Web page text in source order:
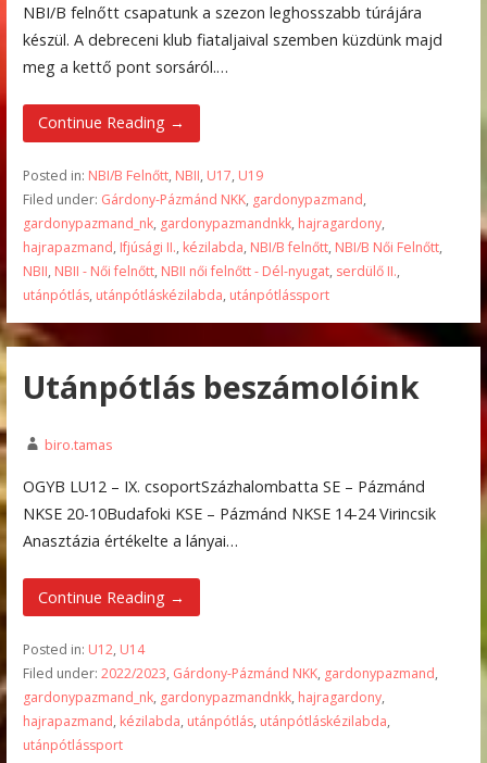
NBI/B felnőtt csapatunk a szezon leghosszabb túrájára
készül. A debreceni klub fiataljaival szemben küzdünk majd
meg a kettő pont sorsáról.…
Continue Reading →
Posted in: NBI/B Felnőtt, NBII, U17, U19
Filed under: Gárdony-Pázmánd NKK, gardonypazmand,
gardonypazmand_nk, gardonypazmandnkk, hajragardony,
hajrapazmand, Ifjúsági II., kézilabda, NBI/B felnőtt, NBI/B Női Felnőtt,
NBII, NBII - Női felnőtt, NBII női felnőtt - Dél-nyugat, serdülő II.,
utánpótlás, utánpótláskézilabda, utánpótlássport
Utánpótlás beszámolóink
biro.tamas
OGYB LU12 – IX. csoportSzázhalombatta SE – Pázmánd
NKSE 20-10Budafoki KSE – Pázmánd NKSE 14-24 Virincsik
Anasztázia értékelte a lányai…
Continue Reading →
Posted in: U12, U14
Filed under: 2022/2023, Gárdony-Pázmánd NKK, gardonypazmand,
gardonypazmand_nk, gardonypazmandnkk, hajragardony,
hajrapazmand, kézilabda, utánpótlás, utánpótláskézilabda,
utánpótlássport